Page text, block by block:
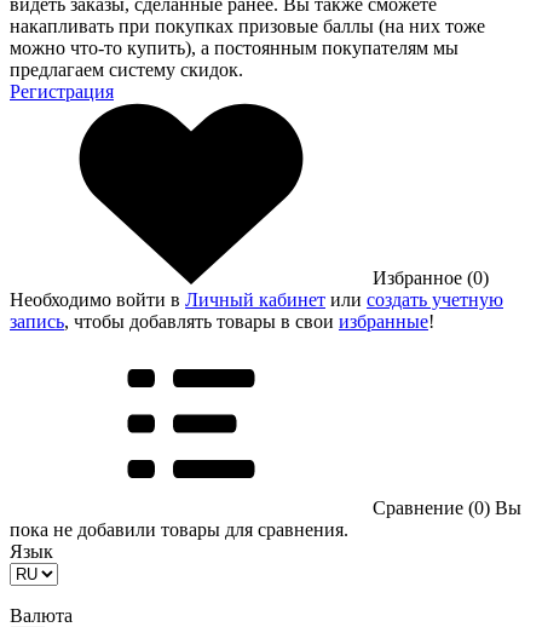
накапливать при покупках призовые баллы (на них тоже
можно что-то купить), а постоянным покупателям мы
предлагаем систему скидок.
Регистрация
Избранное (0)
Необходимо войти в Личный кабинет или создать учетную
запись, чтобы добавлять товары в свои избранные!
Сравнение (0) Вы
пока не добавили товары для сравнения.
Язык
Валюта